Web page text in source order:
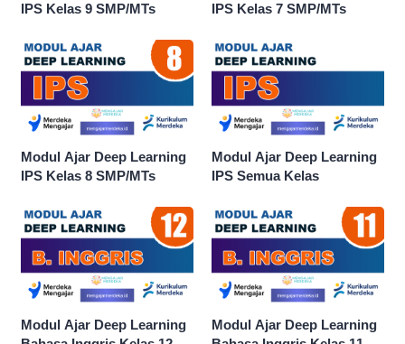
IPS Kelas 9 SMP/MTs
IPS Kelas 7 SMP/MTs
Modul Ajar Deep Learning
IPS Kelas 8 SMP/MTs
Modul Ajar Deep Learning
IPS Semua Kelas
Modul Ajar Deep Learning
Modul Ajar Deep Learning